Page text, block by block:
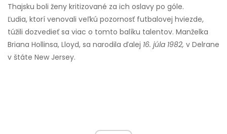
Thajsku boli ženy kritizované za ich oslavy po góle.
Ľudia, ktorí venovali veľkú pozornosť futbalovej hviezde,
túžili dozvedieť sa viac o tomto balíku talentov. Manželka
Briana Hollinsa, Lloyd, sa narodila ďalej 16. júla 1982, v Delrane
v štáte New Jersey.